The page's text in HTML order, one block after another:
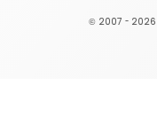
© 2007 - 2026